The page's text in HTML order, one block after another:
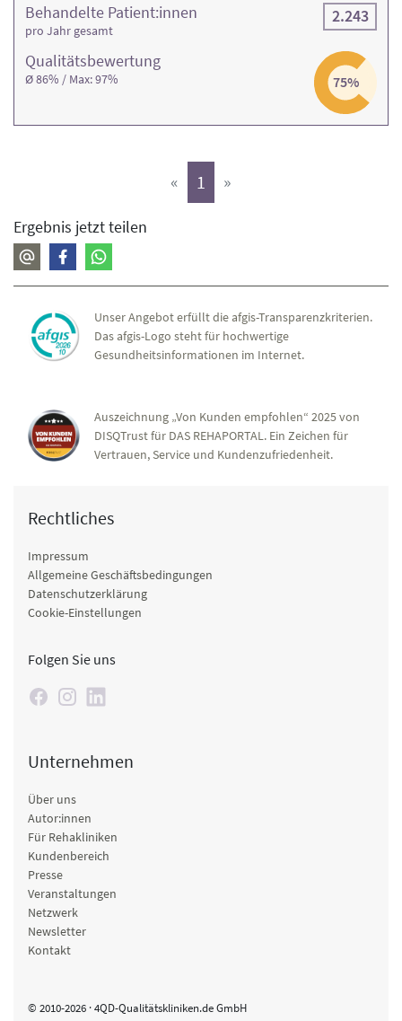
Qualitäts­bewertung
Ø 86% / Max: 97% 75%
Behandelte Patient:innen
pro Jahr gesamt
2.243
« 1 (aktiv)
»
Ergebnis jetzt teilen
Unser Angebot erfüllt die afgis-Transparenzkriterien.
Das afgis-Logo steht für hochwertige
Gesundheitsinformationen im Internet.
Auszeichnung „Von Kunden empfohlen“ 2025 von
DISQTrust für DAS REHAPORTAL. Ein Zeichen für
Vertrauen, Service und Kundenzufriedenheit.
Rechtliches
Impressum
Allgemeine Geschäftsbedingungen
Datenschutzerklärung
Cookie-Einstellungen
Folgen Sie uns
Unternehmen
Über uns
Autor:innen
Für Rehakliniken
Kundenbereich
Presse
Veranstaltungen
Netzwerk
Newsletter
Kontakt
© 2010-2026 · 4QD-Qualitätskliniken.de GmbH